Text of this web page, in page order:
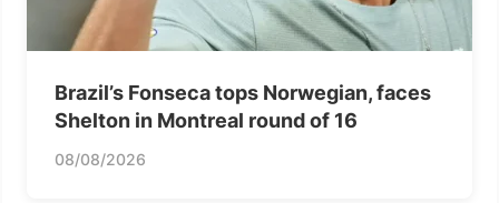
Brazil’s Fonseca tops Norwegian, faces
Shelton in Montreal round of 16
08/08/2026